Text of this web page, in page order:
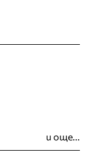
и още...